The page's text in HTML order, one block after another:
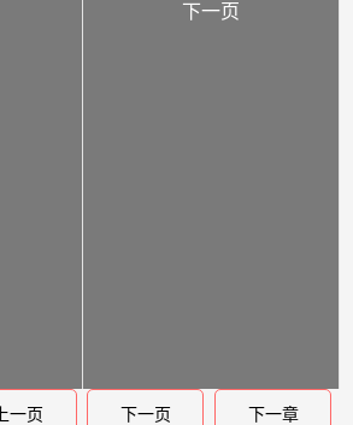
下一页
上一页 下一页 下一章